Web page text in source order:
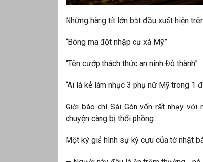
Những hàng tít lớn bắt đầu xuất hiện
“Bóng ma đột nhập cư xá Mỹ”
“Tên cướp thách thức an ninh Đô thành”
“Ai là kẻ làm nhục 3 phụ nữ Mỹ trong 1
Giới báo chí Sài Gòn vốn rất nhạy với
chuyện càng bị thổi phồng.
Một ký giả hình sự kỳ cựu của tờ nhật